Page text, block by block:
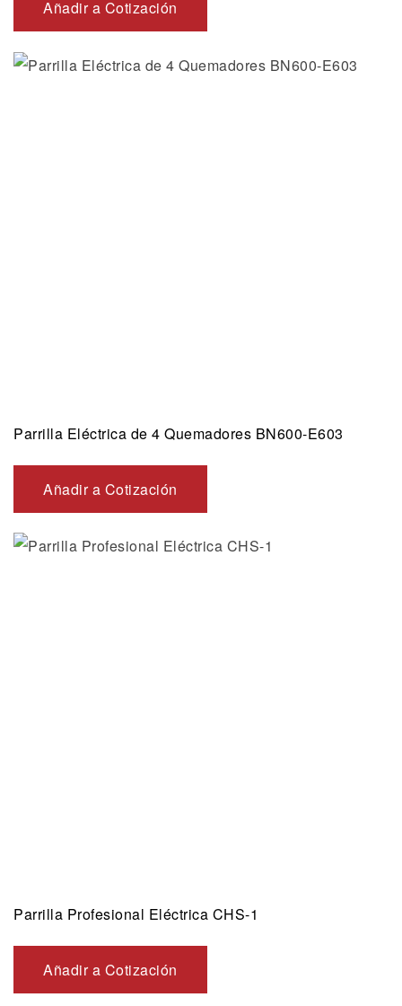
Añadir a Cotización
Parrilla Eléctrica de 4 Quemadores BN600-E603
Añadir a Cotización
Parrilla Profesional Eléctrica CHS-1
Añadir a Cotización